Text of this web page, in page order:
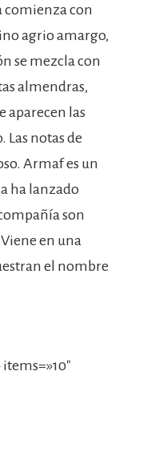
comienza con
agrio amargo,
se mezcla con
almendras,
aparecen las
notas de
Armaf es un
ha lanzado
son
en una
el nombre